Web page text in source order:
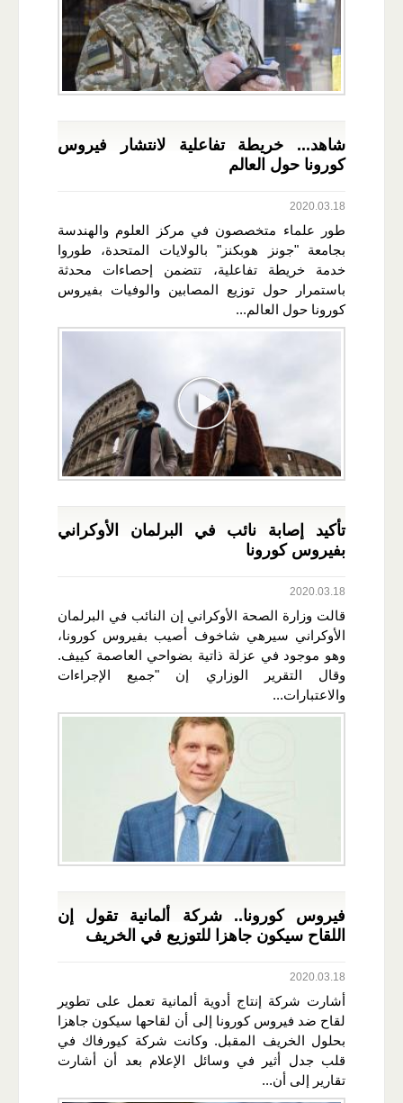
شاهد... خريطة تفاعلية لانتشار فيروس
كورونا حول العالم
2020.03.18
طور علماء متخصصون في مركز العلوم والهندسة
بجامعة "جونز هوبكنز" بالولايات المتحدة، طوروا
خدمة خريطة تفاعلية، تتضمن إحصاءات محدثة
باستمرار حول توزيع المصابين والوفيات بفيروس
كورونا حول العالم...
تأكيد إصابة نائب في البرلمان الأوكراني
بفيروس كورونا
2020.03.18
قالت وزارة الصحة الأوكراني إن النائب في البرلمان
الأوكراني سيرهي شاخوف أصيب بفيروس كورونا،
وهو موجود في عزلة ذاتية بضواحي العاصمة كييف.
وقال التقرير الوزاري إن "جميع الإجراءات
والاعتبارات...
فيروس كورونا.. شركة ألمانية تقول إن
اللقاح سيكون جاهزا للتوزيع في الخريف
2020.03.18
أشارت شركة إنتاج أدوية ألمانية تعمل على تطوير
لقاح ضد فيروس كورونا إلى أن لقاحها سيكون جاهزا
بحلول الخريف المقبل. وكانت شركة كيورفاك في
قلب جدل أثير في وسائل الإعلام بعد أن أشارت
تقارير إلى أن...